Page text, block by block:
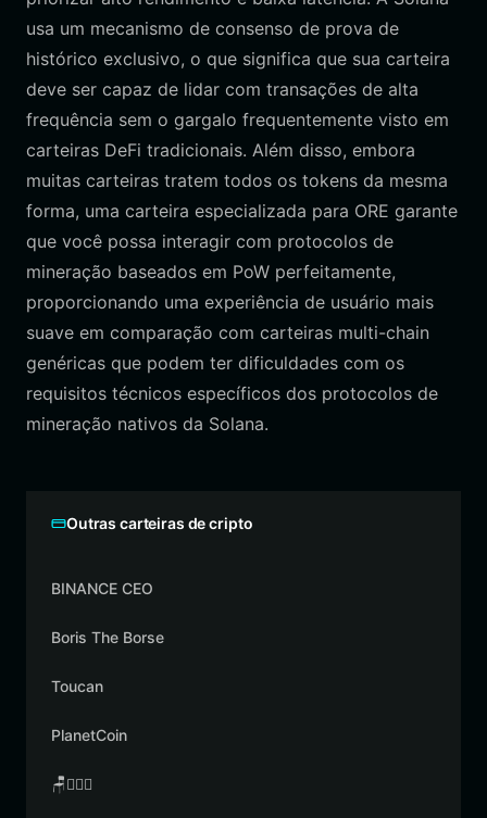
usa um mecanismo de consenso de prova de
histórico exclusivo, o que significa que sua carteira
deve ser capaz de lidar com transações de alta
frequência sem o gargalo frequentemente visto em
carteiras DeFi tradicionais. Além disso, embora
muitas carteiras tratem todos os tokens da mesma
forma, uma carteira especializada para ORE garante
que você possa interagir com protocolos de
mineração baseados em PoW perfeitamente,
proporcionando uma experiência de usuário mais
suave em comparação com carteiras multi-chain
genéricas que podem ter dificuldades com os
requisitos técnicos específicos dos protocolos de
mineração nativos da Solana.
Outras carteiras de cripto
BINANCE CEO
Boris The Borse
Toucan
PlanetCoin
🪑👳🏾‍♂️